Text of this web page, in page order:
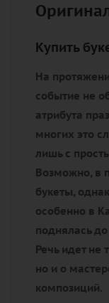
Купить
На
событие не
атрибута
многих это
лишь с
Возможно, в
букеты,
особенно в
поднялась
Речь идет не
но и о
композиций.